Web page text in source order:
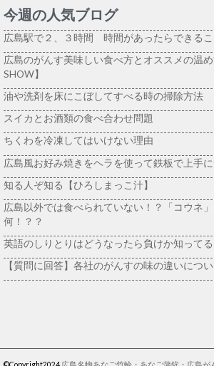
今週の人気ブログ
広島駅で２、３時間 時間があったらできるこ
広島のがんす美味しい食べ方とオススメの温
SHOW】
油や洗剤を床にこぼしてすべる時の掃除方法
スイカとお酒類の食べ合わせ問題
ちくわを冷凍してはいけない理由
広島風お好み焼きをヘラを使って鉄板で上手
知る人ぞ知る【ひろしまっこ汁】
広島以外では食べられていない！？「コウネ
何！？？
英語のしりとりはどうなったら負けか知ってる
【質問に回答】各社のがんすの味の違いにつ